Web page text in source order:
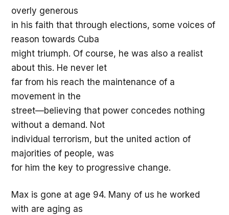
overly generous
in his faith that through elections, some voices of
reason towards Cuba
might triumph. Of course, he was also a realist
about this. He never let
far from his reach the maintenance of a
movement in the
street—believing that power concedes nothing
without a demand. Not
individual terrorism, but the united action of
majorities of people, was
for him the key to progressive change.
Max is gone at age 94. Many of us he worked
with are aging as